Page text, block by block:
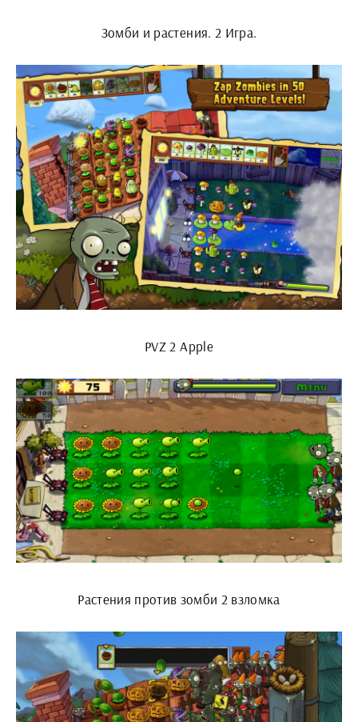
Зомби и растения. 2 Игра.
PVZ 2 Apple
Растения против зомби 2 взломка